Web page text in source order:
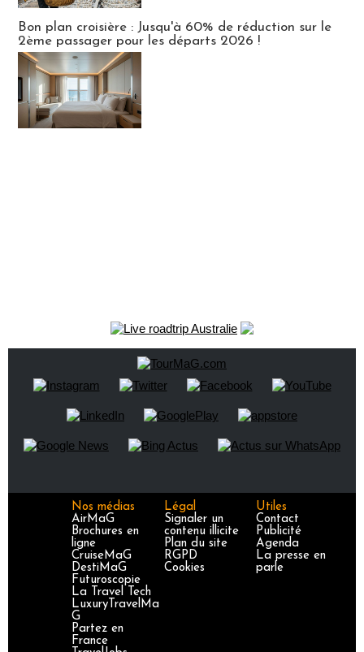
Bon plan croisière : Jusqu'à 60% de réduction sur le
2ème passager pour les départs 2026 !
Nos médias
AirMaG
Brochures en
ligne
CruiseMaG
DestiMaG
Futuroscopie
La Travel Tech
LuxuryTravelMa
G
Partez en
France
Légal
Signaler un
contenu illicite
Plan du site
RGPD
Cookies
Utiles
Contact
Publicité
Agenda
La presse en
parle